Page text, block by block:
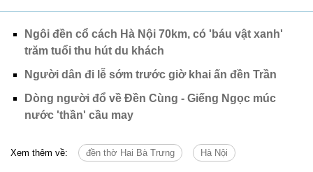
Ngôi đền cổ cách Hà Nội 70km, có 'báu vật xanh'
trăm tuổi thu hút du khách
Người dân đi lễ sớm trước giờ khai ấn đền Trần
Dòng người đổ về Đền Cùng - Giếng Ngọc múc
nước 'thần' cầu may
Xem thêm về: đền thờ Hai Bà Trưng Hà Nội